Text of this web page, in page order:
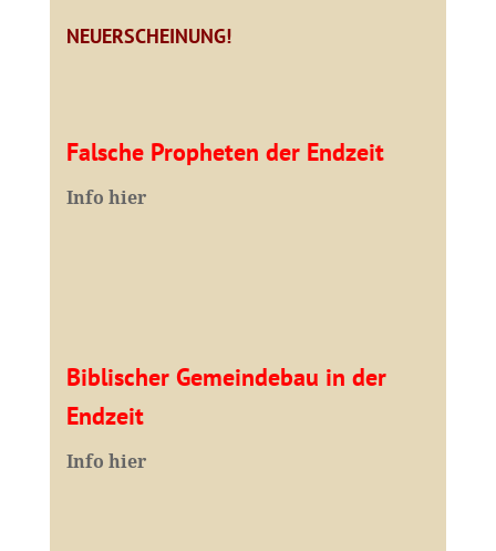
NEUERSCHEINUNG!
Falsche Propheten der Endzeit
Info hier
Biblischer Gemeindebau in der
Endzeit
Info hier